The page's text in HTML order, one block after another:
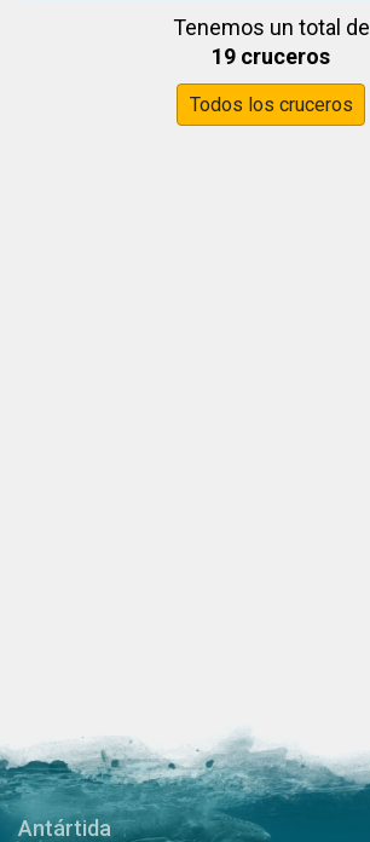
Tenemos un total de
19 cruceros
Todos los cruceros
Antártida